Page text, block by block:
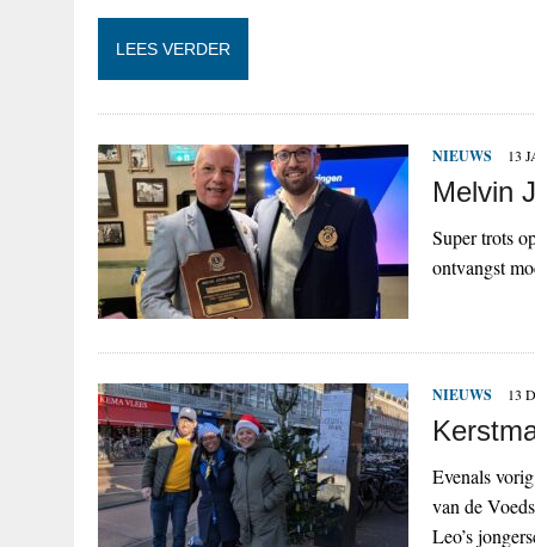
LEES VERDER
NIEUWS 13
Melvin
Super trots
ontvangst
NIEUWS 13
Evenals
van de
Leo’s